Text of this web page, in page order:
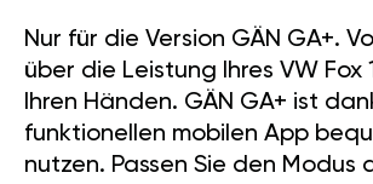
Nur für die Version GÄN GA+.
über die Leistung Ihres VW Fox
Ihren Händen. GÄN GA+ ist
funktionellen mobilen App
nutzen. Passen Sie den Modus